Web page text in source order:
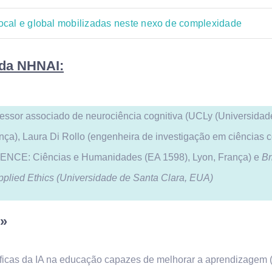
e global mobilizadas neste nexo de complexidade
NHNAI:
associado de neurociência cognitiva (UCLy
Laura Di Rollo (engenheira de investigação em ciências
Ciências e Humanidades (EA 1598), Lyon, França) e
Ethics (Universidade de Santa Clara, EUA)
da IA na educação capazes de melhorar a